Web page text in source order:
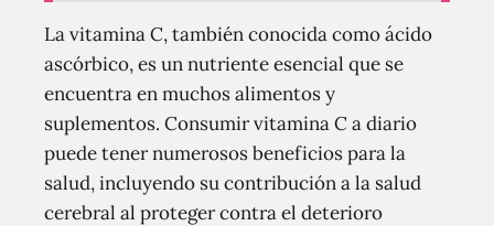
La vitamina C, también conocida como ácido
ascórbico, es un nutriente esencial que se
encuentra en muchos alimentos y
suplementos. Consumir vitamina C a diario
puede tener numerosos beneficios para la
salud, incluyendo su contribución a la salud
cerebral al proteger contra el deterioro